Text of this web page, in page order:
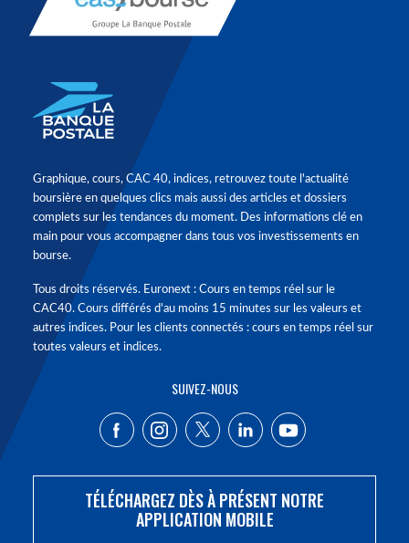
Graphique, cours, CAC 40, indices, retrouvez toute l'actualité
boursière en quelques clics mais aussi des articles et dossiers
complets sur les tendances du moment. Des informations clé en
main pour vous accompagner dans tous vos investissements en
bourse.
Tous droits réservés. Euronext : Cours en temps réel sur le
CAC40. Cours différés d'au moins 15 minutes sur les valeurs et
autres indices. Pour les clients connectés : cours en temps réel sur
toutes valeurs et indices.
SUIVEZ-NOUS
TÉLÉCHARGEZ DÈS À PRÉSENT NOTRE
APPLICATION MOBILE